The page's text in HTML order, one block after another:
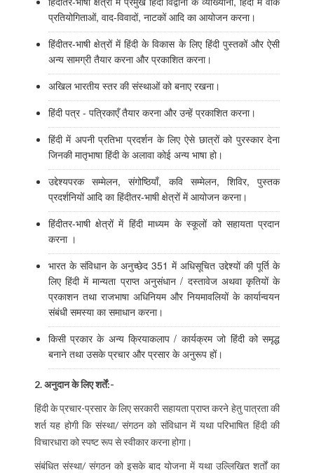
प्रतियोगिताओं, वाद-विवादों, नाटकों आदि का आयोजन करना।
हिंदीतर-भाषी क्षेत्रों में हिंदी के विकास के लिए हिंदी पुस्तकों और ऐसी
अन्य सामग्री तैयार करना और प्रकाशित करना।
अखिल भारतीय स्तर की संस्थाओं को बनाए रखना।
हिंदी पत्र - पत्रिकाएँ तैयार करना और उन्हें प्रकाशित करना।
हिंदी में अपनी प्रतिभा प्रदर्शन के लिए ऐसे छात्रों को पुरस्कार देना
जिनकी मातृभाषा हिंदी के अलावा कोई अन्य भाषा हो।
उद्देश्यपरक सम्मेलन, संगोष्ठियाँ, कवि सम्मेलन, शिविर, पुस्तक
प्रदर्शनियों आदि का हिंदीतर-भाषी क्षेत्रों में आयोजन करना।
हिंदीतर-भाषी क्षेत्रों में हिंदी माध्यम के स्कूलों को सहायता प्रदान
करना ।
भारत के संविधान के अनुच्छेद 351 में अधिसूचित उद्देश्यों की पूर्ति के
लिए हिंदी में मान्यता प्राप्त अनुसंधान / दस्तावेज अथवा कृतियों के
प्रकाशन तथा राजभाषा अधिनियम और नियमावलियों के कार्यान्वयन
संबंधी समस्या का समाधान करना।
किसी प्रकार के अन्य क्रियाकलाप / कार्यक्रम जो हिंदी को समृद्ध
बनाने तथा उसके प्रचार और प्रसार के अनुरूप हों।
2. अनुदान के लिए शर्तें:-
हिंदी के प्रचार-प्रसार के लिए सरकारी सहायता प्राप्त करने हेतु पात्रता की
शर्त यह होगी कि संस्था/ संगठन को संविधान में यथा परिभाषित हिंदी की
विचारधारा को स्पष्ट रूप से स्वीकार करना होगा।
संबंधित संस्था/ संगठन को इसके बाद योजना में यथा उल्लिखित शर्तों का